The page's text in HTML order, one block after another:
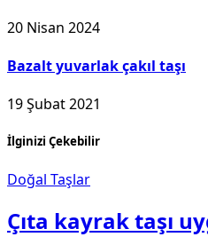
20 Nisan 2024
Bazalt yuvarlak çakıl taşı
19 Şubat 2021
İlginizi Çekebilir
Doğal Taşlar
Çıta kayrak taşı